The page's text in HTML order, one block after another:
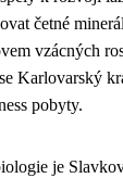
četné
vzácných
Karlovarský
pobyty.
je